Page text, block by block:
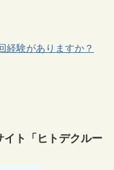
経験がありますか？
イト「ヒトデクルー